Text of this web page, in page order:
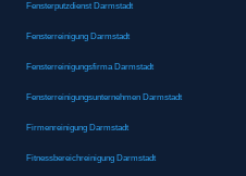
Fensterputzdienst Darmstadt
Fensterreinigung Darmstadt
Fensterreinigungsfirma Darmstadt
Fensterreinigungsunternehmen Darmstadt
Firmenreinigung Darmstadt
Fitnessbereichreinigung Darmstadt